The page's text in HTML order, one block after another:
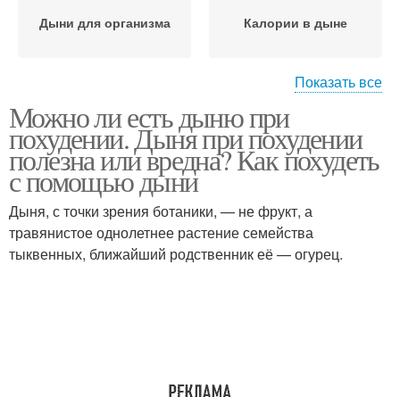
Дыни для организма Калории в дыне
Витамины в дыне Похудение с дыней
Дыни на ночь Дыня перед сном
Показать все
Можно ли есть дыню при
похудении. Дыня при похудении
полезна или вредна? Как похудеть
с помощью дыни
Дыня, с точки зрения ботаники, — не фрукт, а
травянистое однолетнее растение семейства
тыквенных, ближайший родственник её — огурец.